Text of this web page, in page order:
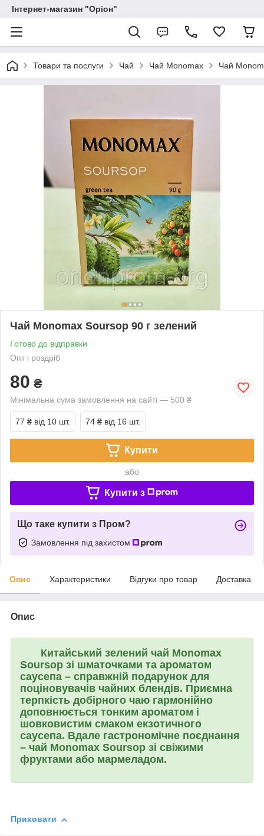
Інтернет-магазин "Оріон"
Товари та послуги Чай Чай Monomax Чай
Чай Monomax Soursop 90 г зелений
Готово до відправки
Опт і роздріб
80 ₴
Мінімальна сума замовлення на сайті — 500 ₴
77 ₴ від 10 шт. 74 ₴ від 16 шт.
Купити
або
Купити з
Що таке купити з Пром?
Замовлення під захистом
Опис Характеристики Відгуки про товар Доставка
Опис
Китайський зелений чай Monomax
Soursop зі шматочками та ароматом
саусепа – справжній подарунок для
поціновувачів чайних блендів. Приємна
терпкість добірного чаю гармонійно
доповнюється тонким ароматом і
шовковистим смаком екзотичного
саусепа. Вдале гастрономічне поєднання
– чай ​​Monomax Soursop зі свіжими
фруктами або мармеладом.
Приховати